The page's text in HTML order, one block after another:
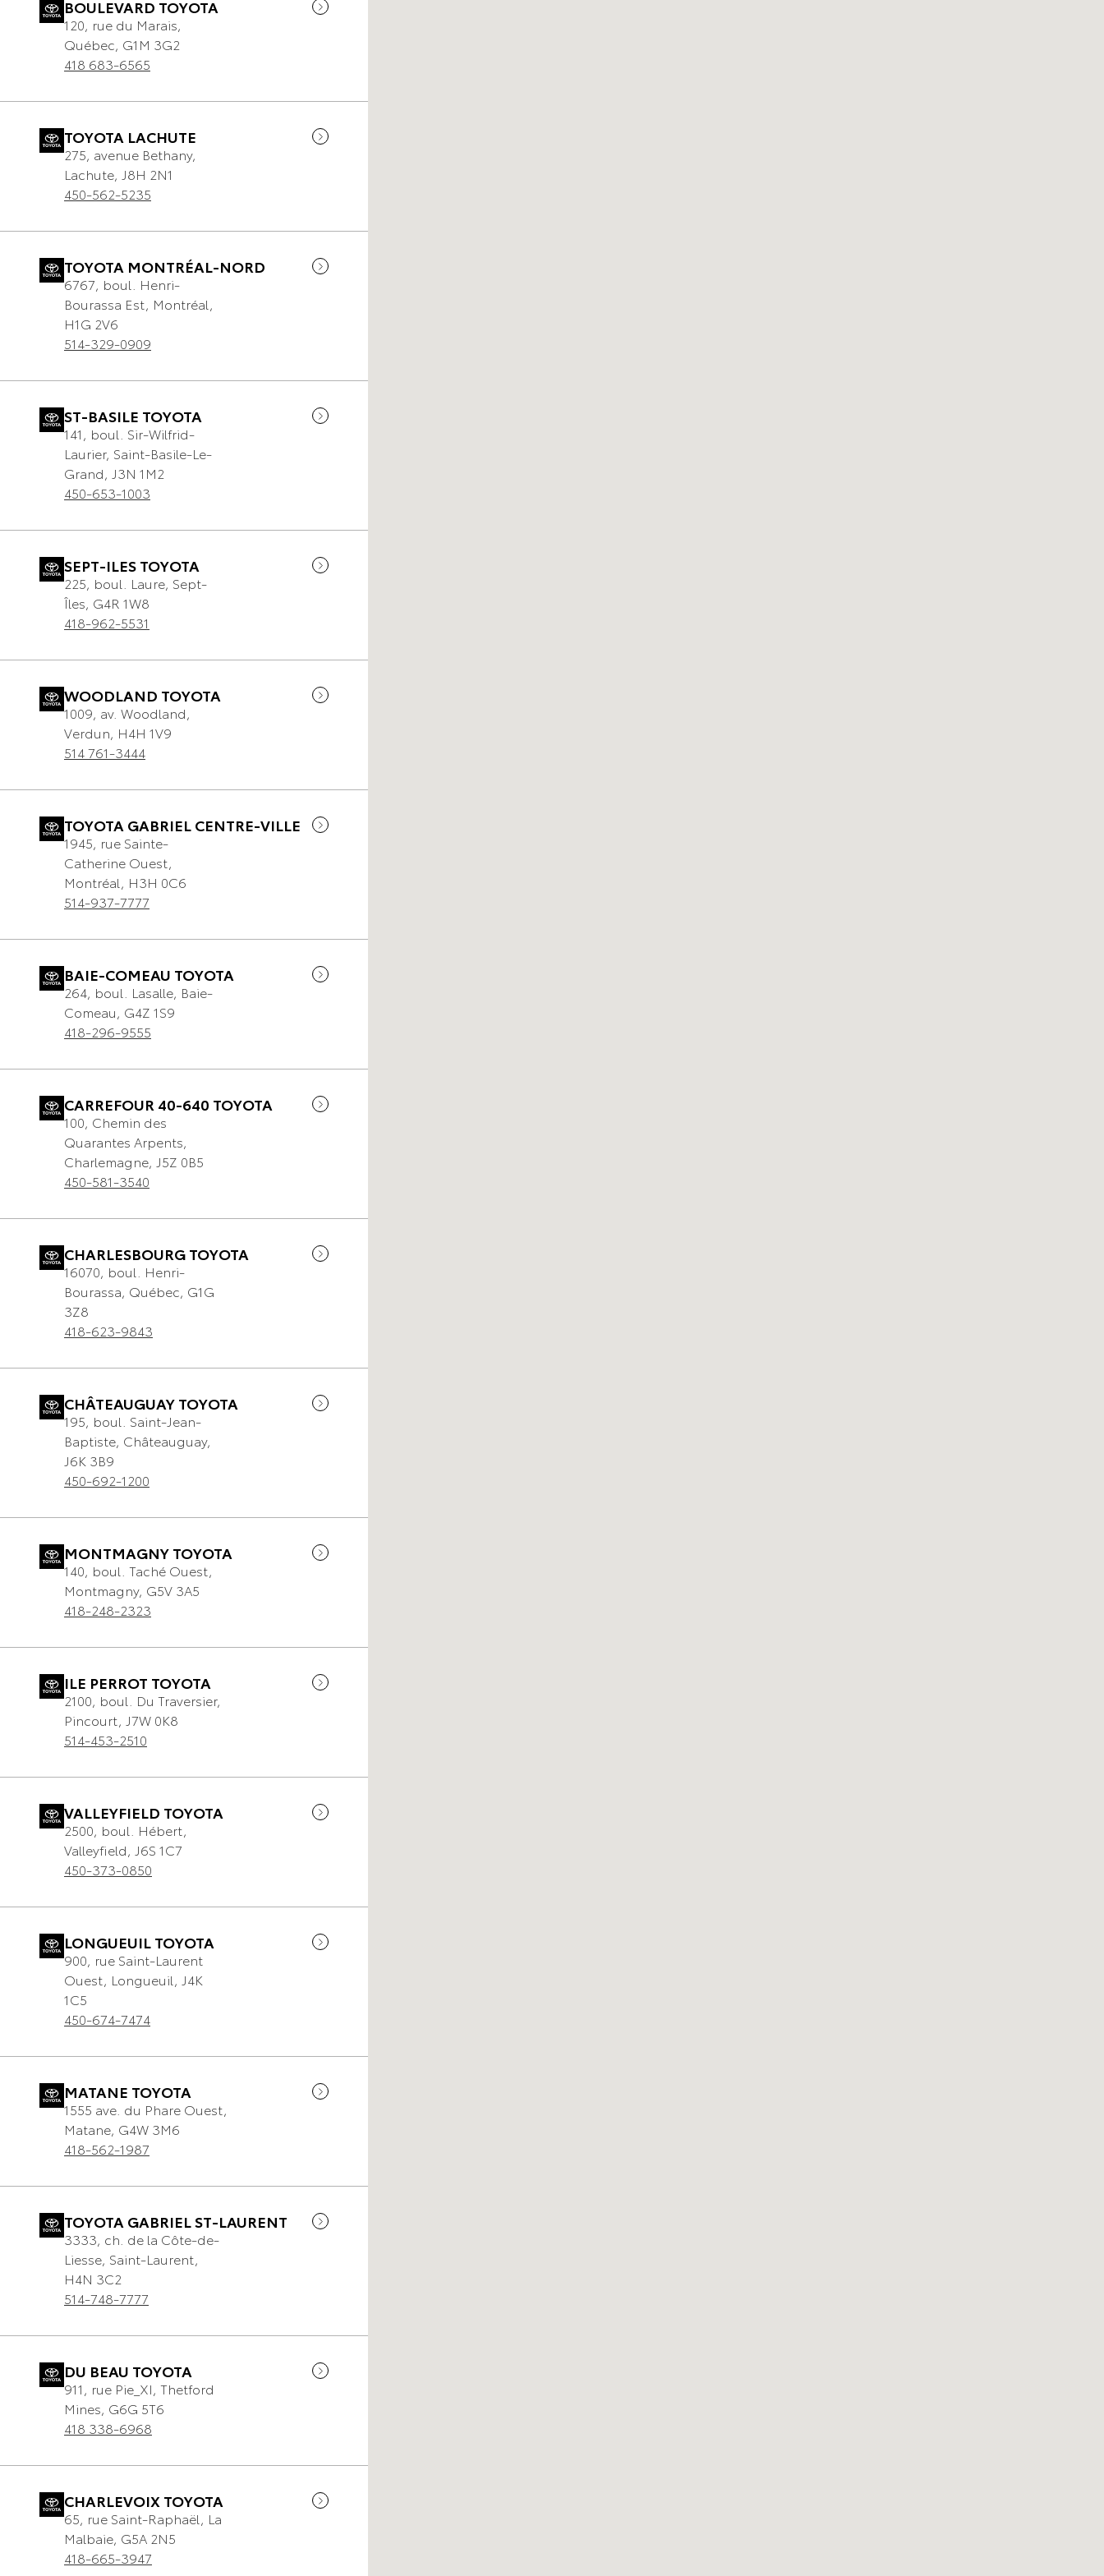
BOULEVARD TOYOTA
120, rue du Marais,
Québec, G1M 3G2
418 683-6565
TOYOTA LACHUTE
275, avenue Bethany,
Lachute, J8H 2N1
450-562-5235
TOYOTA MONTRÉAL-NORD
6767, boul. Henri-
Bourassa Est, Montréal ,
H1G 2V6
514-329-0909
ST-BASILE TOYOTA
141, boul. Sir-Wilfrid-
Laurier, Saint-Basile-Le-
Grand, J3N 1M2
450-653-1003
SEPT-ILES TOYOTA
225, boul. Laure, Sept-
Îles, G4R 1W8
418-962-5531
WOODLAND TOYOTA
1009, av. Woodland,
Verdun, H4H 1V9
514 761-3444
TOYOTA GABRIEL CENTRE-VILLE
1945, rue Sainte-
Catherine Ouest,
Montréal , H3H 0C6
514-937-7777
BAIE-COMEAU TOYOTA
264, boul. Lasalle, Baie-
Comeau, G4Z 1S9
418-296-9555
CARREFOUR 40-640 TOYOTA
100, Chemin des
Quarantes Arpents,
Charlemagne, J5Z 0B5
450-581-3540
CHARLESBOURG TOYOTA
16070, boul. Henri-
Bourassa, Québec, G1G
3Z8
418-623-9843
CHÂTEAUGUAY TOYOTA
195, boul. Saint-Jean-
Baptiste, Châteauguay,
J6K 3B9
450-692-1200
MONTMAGNY TOYOTA
140, boul. Taché Ouest,
Montmagny, G5V 3A5
418-248-2323
ILE PERROT TOYOTA
2100, boul. Du Traversier,
Pincourt, J7W 0K8
514-453-2510
VALLEYFIELD TOYOTA
2500, boul. Hébert,
Valleyfield, J6S 1C7
450-373-0850
LONGUEUIL TOYOTA
900, rue Saint-Laurent
Ouest, Longueuil , J4K
1C5
450-674-7474
MATANE TOYOTA
1555 ave. du Phare Ouest,
Matane, G4W 3M6
418-562-1987
TOYOTA GABRIEL ST-LAURENT
3333, ch. de la Côte-de-
Liesse, Saint-Laurent,
H4N 3C2
514-748-7777
DU BEAU TOYOTA
911, rue Pie_XI, Thetford
Mines, G6G 5T6
418 338-6968
CHARLEVOIX TOYOTA
65, rue Saint-Raphaël , La
Malbaie, G5A 2N5
418-665-3947